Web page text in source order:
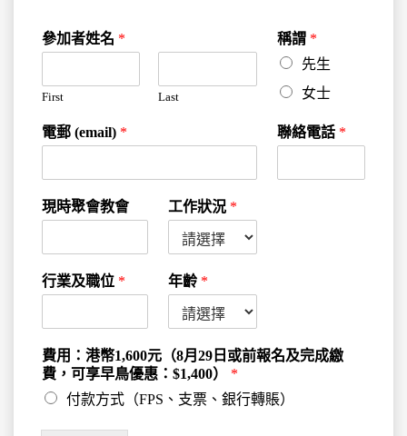
參加者姓名 *
First Last
稱謂 *
先生
女士
電郵 (email) * 聯絡電話 *
現時聚會教會 工作狀況 *
行業及職位 * 年齡 *
費用：港幣1,600元（8月29日或前報名及完成繳
費，可享早鳥優惠：$1,400） *
付款方式（FPS、支票、銀行轉賬）